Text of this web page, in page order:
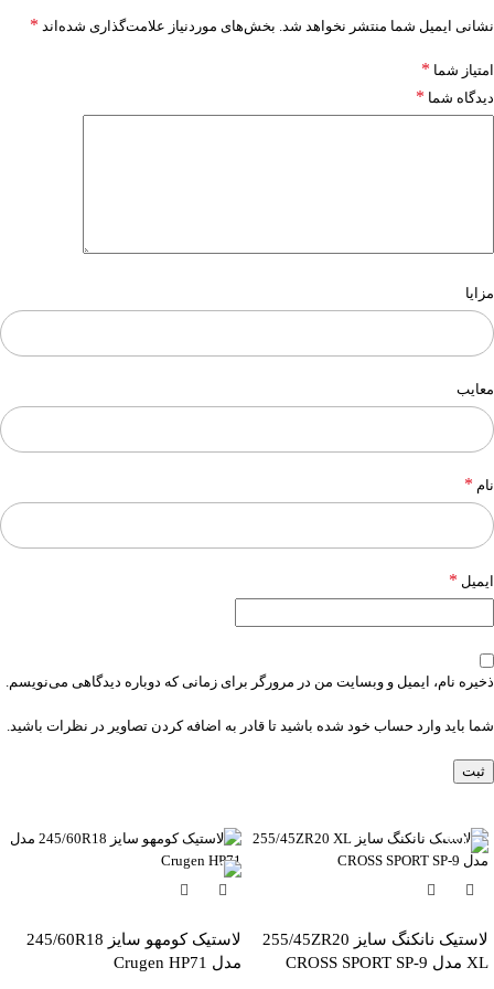
نشانی ایمیل شما منتشر نخواهد شد. بخش‌های موردنیاز علامت‌گذاری شده‌اند *
امتیاز شما *
دیدگاه شما *
مزایا
معایب
نام *
ایمیل *
ذخیره نام، ایمیل و وبسایت من در مرورگر برای زمانی که دوباره دیدگاهی می‌نویسم.
شما باید وارد حساب خود شده باشید تا قادر به اضافه کردن تصاویر در نظرات باشید.
لاستیک نانکنگ سایز 255/45ZR20
XL مدل CROSS SPORT SP-9
-6%
لاستیک کومهو سایز 245/60R18
مدل Crugen HP71